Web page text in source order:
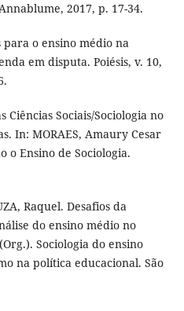
2017, p. 17-34.
para o ensino médio na
em disputa. Poiésis, v. 10,
Ciências Sociais/Sociologia no
In: MORAES, Amaury Cesar
o Ensino de Sociologia.
Raquel. Desafios da
do ensino médio no
Sociologia do ensino
na política educacional. São